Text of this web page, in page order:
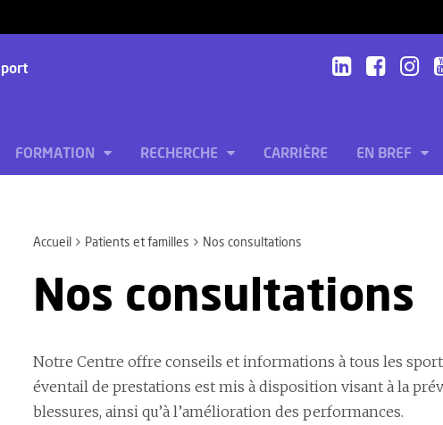
FORMATION RECHERCHE CARRIÈRE EN BREF
Accueil Patients et familles Nos consultations
Nos consultations
Notre Centre offre conseils et informations à tous les
éventail de prestations est mis à disposition visant à la
blessures, ainsi qu’à l’amélioration des performances.